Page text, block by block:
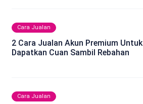
Cara Jualan
2 Cara Jualan Akun Premium Untuk
Dapatkan Cuan Sambil Rebahan
Cara Jualan